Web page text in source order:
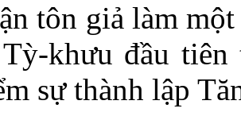
tôn giả làm
khưu đầu tiên
sự thành lập